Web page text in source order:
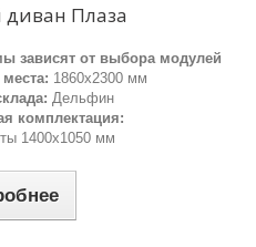
Плаза
зависят от выбора модулей
1860х2300 мм
Дельфин
комплектация:
1400х1050 мм